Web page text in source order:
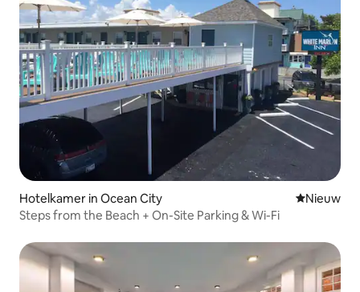
Hotelkamer in Ocean City Nieuwe
Nieuw
Steps from the Beach + On-Site Parking & Wi-Fi